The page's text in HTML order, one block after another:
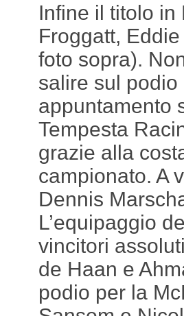
Infine il titolo in
Froggatt,
foto sopra).
salire sul
appuntamento
Tempesta
grazie alla
campionato. A
Dennis
L’equipaggio
vincitori
de Haan e
podio per la